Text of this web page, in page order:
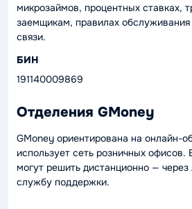
микрозаймов, процентных ставках,
заемщикам, правилах
связи.
БИН
191140009869
Отделения GMoney
GMoney ориентирована на онлайн-
использует сеть розничных
могут решить дистанционно —
службу поддержки.